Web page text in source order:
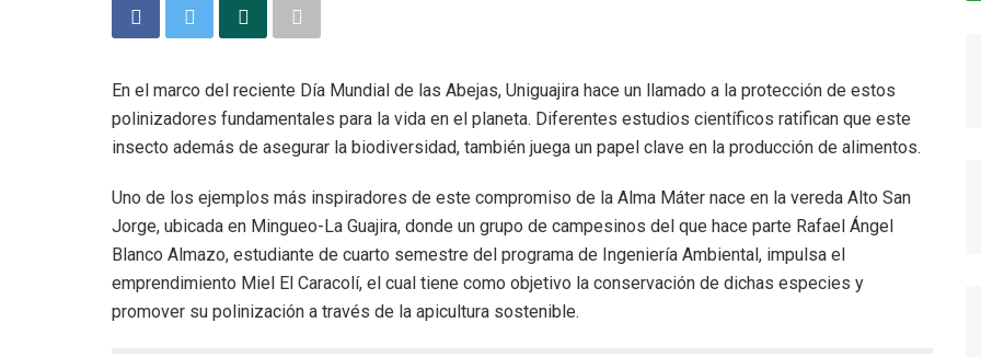
En el marco del reciente Día Mundial de las Abejas, Uniguajira hace un llamado a la protección de estos
polinizadores fundamentales para la vida en el planeta. Diferentes estudios científicos ratifican que este
insecto además de asegurar la biodiversidad, también juega un papel clave en la producción de alimentos.
Uno de los ejemplos más inspiradores de este compromiso de la Alma Máter nace en la vereda Alto San
Jorge, ubicada en Mingueo-La Guajira, donde un grupo de campesinos del que hace parte Rafael Ángel
Blanco Almazo, estudiante de cuarto semestre del programa de Ingeniería Ambiental, impulsa el
emprendimiento Miel El Caracolí, el cual tiene como objetivo la conservación de dichas especies y
promover su polinización a través de la apicultura sostenible.